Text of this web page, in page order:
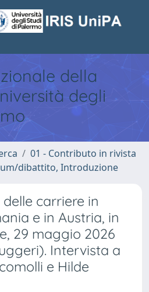
della
degli
01 - Contributo in rivista
dibattito, Introduzione
carriere in
e in Austria, in
29 maggio 2026
Intervista a
e Hilde